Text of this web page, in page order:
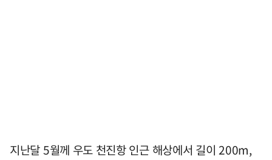
지난달 5월께 우도 천진항 인근 해상에서 길이 200m,